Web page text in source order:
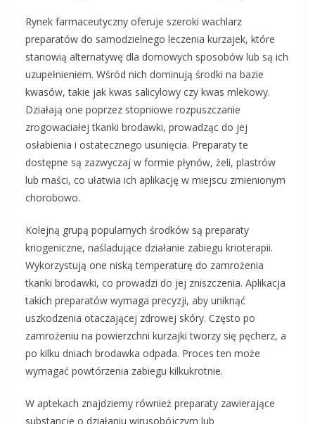
Rynek farmaceutyczny oferuje szeroki wachlarz
preparatów do samodzielnego leczenia kurzajek, które
stanowią alternatywę dla domowych sposobów lub są ich
uzupełnieniem. Wśród nich dominują środki na bazie
kwasów, takie jak kwas salicylowy czy kwas mlekowy.
Działają one poprzez stopniowe rozpuszczanie
zrogowaciałej tkanki brodawki, prowadząc do jej
osłabienia i ostatecznego usunięcia. Preparaty te
dostępne są zazwyczaj w formie płynów, żeli, plastrów
lub maści, co ułatwia ich aplikację w miejscu zmienionym
chorobowo.
Kolejną grupą popularnych środków są preparaty
kriogeniczne, naśladujące działanie zabiegu krioterapii.
Wykorzystują one niską temperaturę do zamrożenia
tkanki brodawki, co prowadzi do jej zniszczenia. Aplikacja
takich preparatów wymaga precyzji, aby uniknąć
uszkodzenia otaczającej zdrowej skóry. Często po
zamrożeniu na powierzchni kurzajki tworzy się pęcherz, a
po kilku dniach brodawka odpada. Proces ten może
wymagać powtórzenia zabiegu kilkukrotnie.
W aptekach znajdziemy również preparaty zawierające
substancje o działaniu wirusobójczym lub